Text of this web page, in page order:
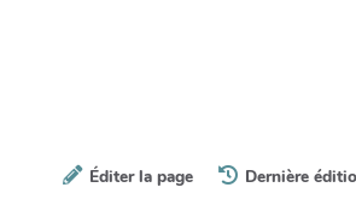
Éditer la page
Dernière